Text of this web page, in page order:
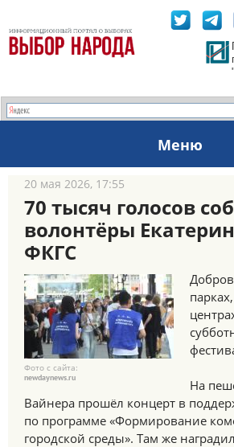
Меню
20 мая 2026, 17:55
70 тысяч голосов
волонтёры
ФКГС
Фото с сайта:
newdaynews.ru
На
Вайнера прошёл концерт в
по программе «Формирование
городской среды». Там же